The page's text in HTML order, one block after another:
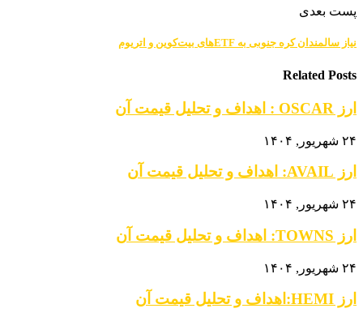
پست بعدی
نیاز سالمندان کره جنوبی به ETF‌های بیت‌کوین و اتریوم
Related Posts
ارز OSCAR : اهداف و تحلیل قیمت آن
۲۴ شهریور, ۱۴۰۴
ارز AVAIL: اهداف و تحلیل قیمت آن
۲۴ شهریور, ۱۴۰۴
ارز TOWNS: اهداف و تحلیل قیمت آن
۲۴ شهریور, ۱۴۰۴
ارز HEMI:اهداف و تحلیل قیمت آن